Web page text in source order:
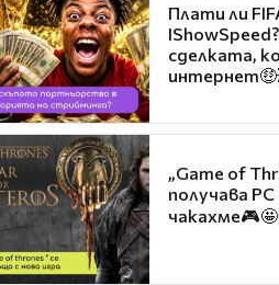
Плати ли
сделката,
„Game of
получава
чакахме🎮🤩